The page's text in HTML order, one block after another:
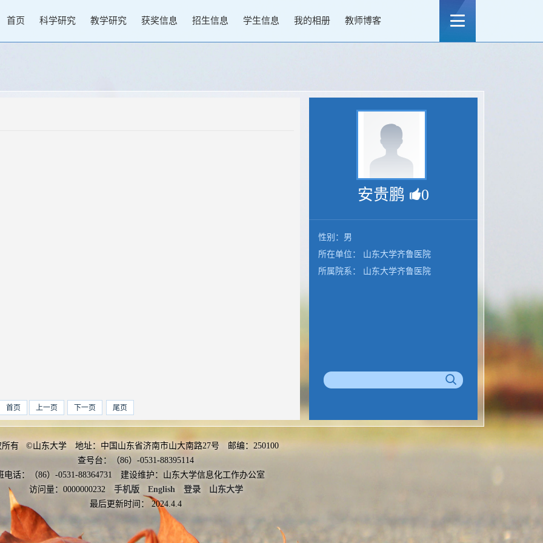
首页 科学研究 教学研究 获奖信息 招生信息 学生信息 我的相册 教师博客
首页 上一页 下一页 尾页
安贵鹏 0
性别：男
所在单位： 山东大学齐鲁医院
所属院系： 山东大学齐鲁医院
所有 ©山东大学 地址：中国山东省济南市山大南路27号 邮编：250100
查号台：（86）-0531-88395114
电话：（86）-0531-88364731 建设维护：山东大学信息化工作办公室
访问量： 0000000232 手机版 English 登录
山东大学
最后更新时间： 2024.4.4